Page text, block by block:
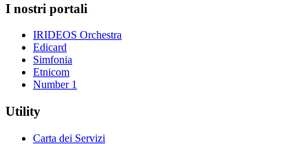
I nostri portali
IRIDEOS Orchestra
Edicard
Simfonia
Etnicom
Number 1
Utility
Carta dei Servizi